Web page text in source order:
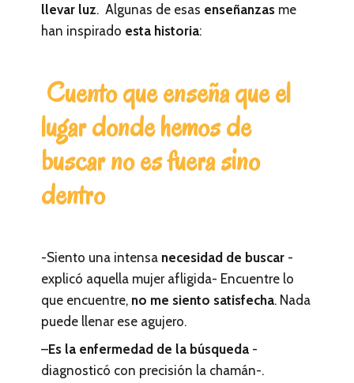
llevar luz. Algunas de esas enseñanzas me
han inspirado esta historia:
Cuento que enseña que el
lugar donde hemos de
buscar no es fuera sino
dentro
-Siento una intensa necesidad de buscar -
explicó aquella mujer afligida- Encuentre lo
que encuentre, no me siento satisfecha. Nada
puede llenar ese agujero.
–Es la enfermedad de la búsqueda -
diagnosticó con precisión la chamán-.